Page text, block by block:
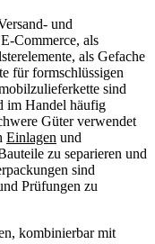
und
Commerce, als
als Gefache
für formschlüssigen
sind
im Handel häufig
Güter verwendet
Einlagen und
zu separieren und
sind
Prüfungen zu
kombinierbar mit